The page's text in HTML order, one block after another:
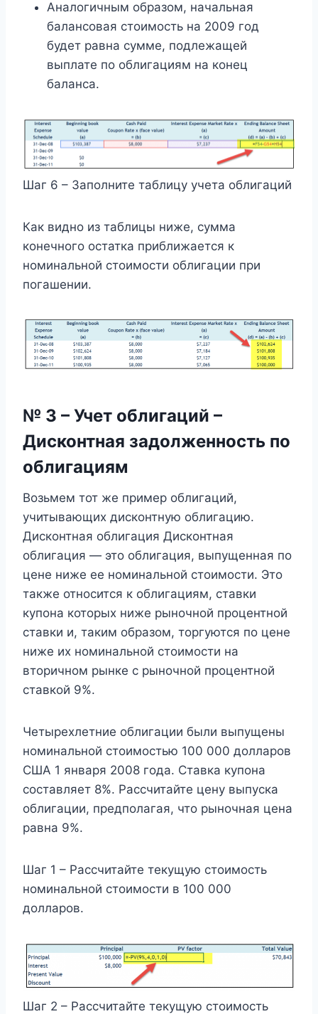
Аналогичным образом, начальная
балансовая стоимость на 2009 год
будет равна сумме, подлежащей
выплате по облигациям на конец
баланса.
Шаг 6 – Заполните таблицу учета облигаций
Как видно из таблицы ниже, сумма
конечного остатка приближается к
номинальной стоимости облигации при
погашении.
№ 3 – Учет облигаций –
Дисконтная задолженность по
облигациям
Возьмем тот же пример облигаций,
учитывающих дисконтную облигацию.
Дисконтная облигация Дисконтная
облигация — это облигация, выпущенная по
цене ниже ее номинальной стоимости. Это
также относится к облигациям, ставки
купона которых ниже рыночной процентной
ставки и, таким образом, торгуются по цене
ниже их номинальной стоимости на
вторичном рынке с рыночной процентной
ставкой 9%.
Четырехлетние облигации были выпущены
номинальной стоимостью 100 000 долларов
США 1 января 2008 года. Ставка купона
составляет 8%. Рассчитайте цену выпуска
облигации, предполагая, что рыночная цена
равна 9%.
Шаг 1 – Рассчитайте текущую стоимость
номинальной стоимости в 100 000
долларов.
Шаг 2 – Рассчитайте текущую стоимость